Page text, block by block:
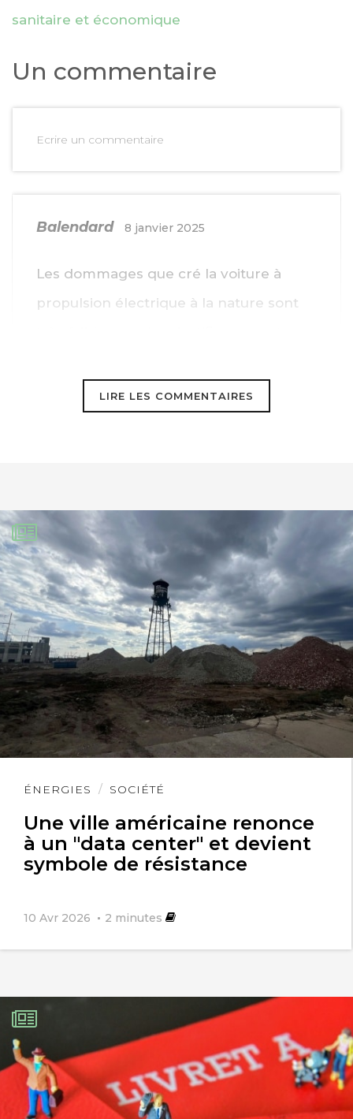
sanitaire et économique
Un commentaire
Ecrire un commentaire
Balendard 8 janvier 2025
Les dommages que cré la voiture à
propulsion électrique à la nature sont
l’inverse ils devraient baisser
LIRE LES COMMENTAIRES
ÉNERGIES SOCIÉTÉ
Une ville américaine renonce
à un "data center" et devient
symbole de résistance
10 Avr 2026 2 minutes
Lire